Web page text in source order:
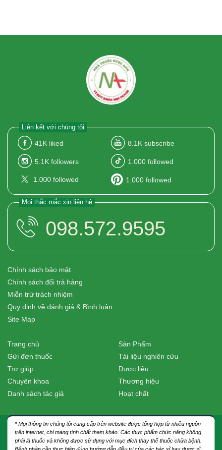
Liên kết với chúng tôi
41K liked 8.1K subscribe
5.1K followers 1.000 followed
1.000 followed 1.000 followed
Mọi thắc mắc xin liên hệ
098.572.9595
Chính sách bảo mật
Chính sách đổi trả hàng
Miễn trừ trách nhiệm
Quy định về đánh giá & Bình luận
Site Map
Trang chủ
Gửi đơn thuốc
Trợ giúp
Chuyên khoa
Danh sách tác giả
Sản Phẩm
Tài liệu nghiên cứu
Dược liệu
Thương hiệu
Hoạt chất
* Mọi thông tin chúng tôi cung cấp trên website được tổng hợp từ nhiều nguồn
trên internet, chỉ mang tính chất tham khảo. Các thực phẩm chức năng không
phải là thuốc và không được sử dụng với mục đích thay thế thuốc chữa bệnh.